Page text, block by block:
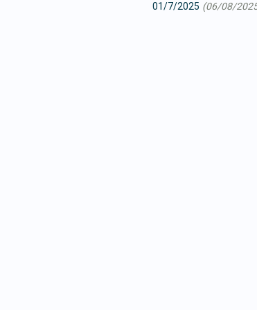
01/7/2025 (06/08/